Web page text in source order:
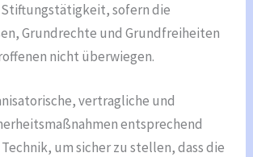
sofern die
Grundrechte und Grundfreiheiten
nicht überwiegen.
vertragliche und
entsprechend
um sicher zu stellen, dass die